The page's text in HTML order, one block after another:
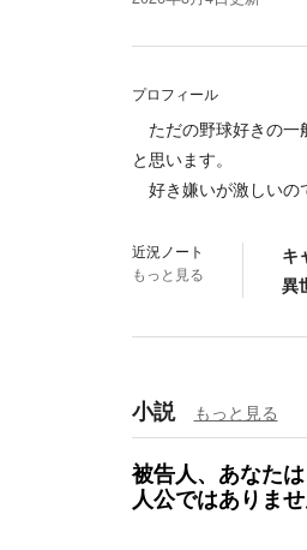
プロフィール
ただの野球好きの一
と思います。
好き嫌いが激しいの
近況ノート
もっと見る
キ
異
小説 もっと見る
被告人、あなた
人公ではありま